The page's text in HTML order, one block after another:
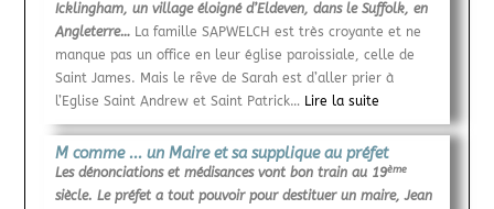
Icklingham, un village éloigné d’Eldeven, dans le Suffolk, en
Angleterre… La famille SAPWELCH est très croyante et ne
manque pas un office en leur église paroissiale, celle de
Saint James. Mais le rêve de Sarah est d’aller prier à
l’Eglise Saint Andrew et Saint Patrick… Lire la suite
M comme ... un Maire et sa supplique au préfet
Les dénonciations et médisances vont bon train au 19ème
siècle. Le préfet a tout pouvoir pour destituer un maire, Jean